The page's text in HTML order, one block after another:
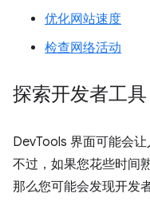
优化网站速度
检查网络活动
探索开发者工具
DevTools 界面可能会
不过，如果您花些时间
那么您可能会发现开发